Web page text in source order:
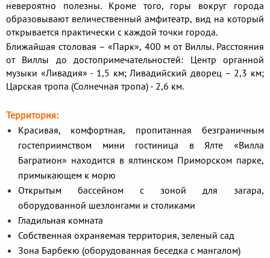
невероятно полезны. Кроме того, горы вокруг города
образовывают величественный амфитеатр, вид на который
открывается практически с каждой точки города.
Ближайшая столовая – «Парк», 400 м от Виллы. Расстояния
от Виллы до достопримечательностей: Центр органной
музыки «Ливадия» - 1,5 км; Ливадийский дворец – 2,3 км;
Царская тропа (Солнечная тропа) - 2,6 км.
Территория:
Красивая, комфортная, пропитанная безграничным
гостеприимством мини гостиница в Ялте «Вилла
Багратион» находится в ялтинском Приморском парке,
примыкающем к морю
Открытым бассейном с зоной для загара,
оборудованной шезлонгами и столиками
Гладильная комната
Собственная охраняемая территория, зеленый сад
Зона Барбекю (оборудованная беседка с мангалом)